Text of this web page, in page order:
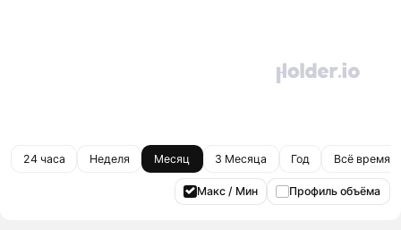
24 часа Неделя Месяц 3 Месяца Год Всё время
Макс / Мин Профиль объёма